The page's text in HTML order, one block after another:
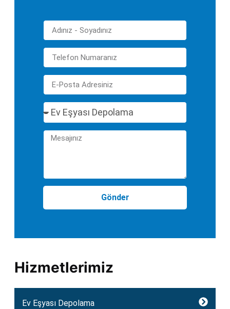
Hizmetlerimiz
Ev Eşyası Depolama
Gönder